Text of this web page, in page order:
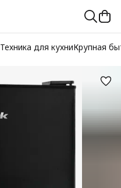
Техника для кухниКрупная